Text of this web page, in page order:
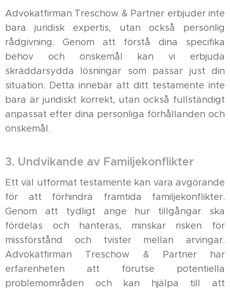
Advokatfirman Treschow & Partner erbjuder inte
bara juridisk expertis, utan också personlig
rådgivning. Genom att förstå dina specifika
behov och önskemål kan vi erbjuda
skräddarsydda lösningar som passar just din
situation. Detta innebär att ditt testamente inte
bara är juridiskt korrekt, utan också fullständigt
anpassat efter dina personliga förhållanden och
önskemål.
3. Undvikande av Familjekonflikter
Ett väl utformat testamente kan vara avgörande
för att förhindra framtida familjekonflikter.
Genom att tydligt ange hur tillgångar ska
fördelas och hanteras, minskar risken för
missförstånd och tvister mellan arvingar.
Advokatfirman Treschow & Partner har
erfarenheten att förutse potentiella
problemområden och kan hjälpa till att